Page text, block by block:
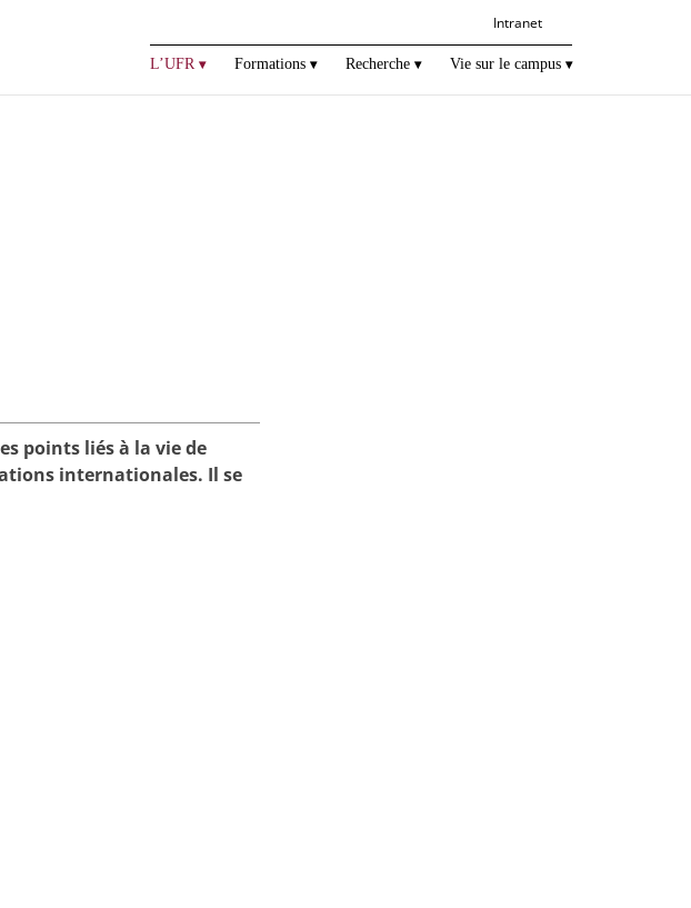
Intranet
L’UFR Formations Recherche Vie sur le campus
points liés à la vie de
internationales. Il se